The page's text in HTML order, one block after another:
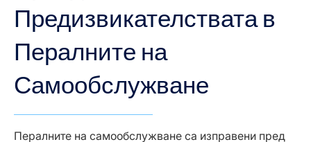
Предизвикателствата в
Пералните на
Самообслужване
Пералните на самообслужване са изправени пред